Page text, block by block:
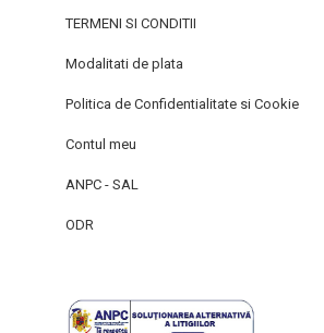
TERMENI SI CONDITII
Modalitati de plata
Politica de Confidentialitate si Cookie
Contul meu
ANPC - SAL
ODR